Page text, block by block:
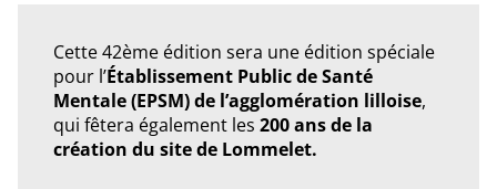
Cette 42ème édition sera une édition spéciale
pour l’Établissement Public de Santé
Mentale (EPSM) de l’agglomération lilloise,
qui fêtera également les 200 ans de la
création du site de Lommelet.